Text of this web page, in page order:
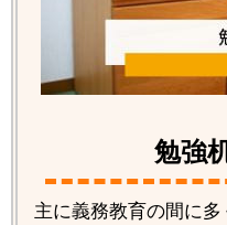
勉強
主に義務教育の間に